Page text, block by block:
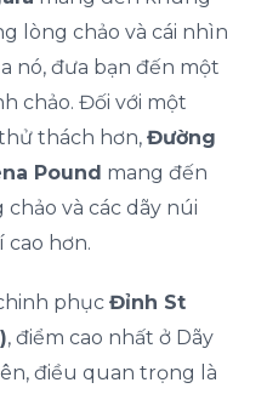
lòng chảo và cái nhìn
nó, đưa bạn đến một
chảo. Đối với một
thách hơn, Đường
Pound mang đến
và các dãy núi
hơn.
phục Đỉnh St
, điểm cao nhất ở Dãy
điều quan trọng là